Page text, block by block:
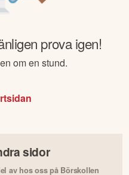
prova igen!
om en stund.
sidor
av hos oss på Börskollen